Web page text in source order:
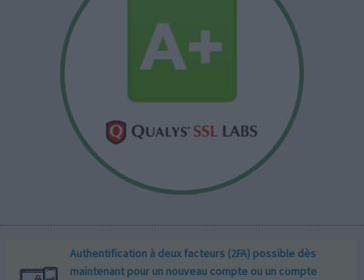
Authentification à deux facteurs (2FA) possible dès
maintenant pour un nouveau compte ou un compte